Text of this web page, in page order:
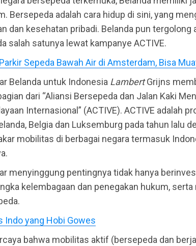
Bersepeda adalah cara hidup di sini, yang
dan kesehatan pribadi. Belanda pun
salah satunya lewat kampanye ACTIVE.
Sepeda Bawah Air di Amsterdam, Bisa
Belanda untuk Indonesia LambertGrijns
dari “Aliansi Bersepeda dan Jalan Kaki
Internasional” (ACTIVE). ACTIVE adalah
Belgia dan Luksemburg pada tahun lalu
mobilitas di berbagai negara termasuk
menyinggung pentingnya tidak hanya
kelembagaan dan penegakan hukum,
Indo yang Hobi Gowes
bahwa mobilitas aktif (bersepeda dan